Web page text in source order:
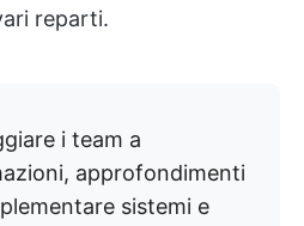
reparti.
i team a
approfondimenti
sistemi e